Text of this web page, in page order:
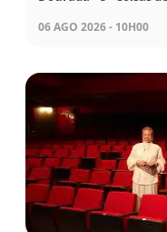
06 AGO 2026 - 10H00